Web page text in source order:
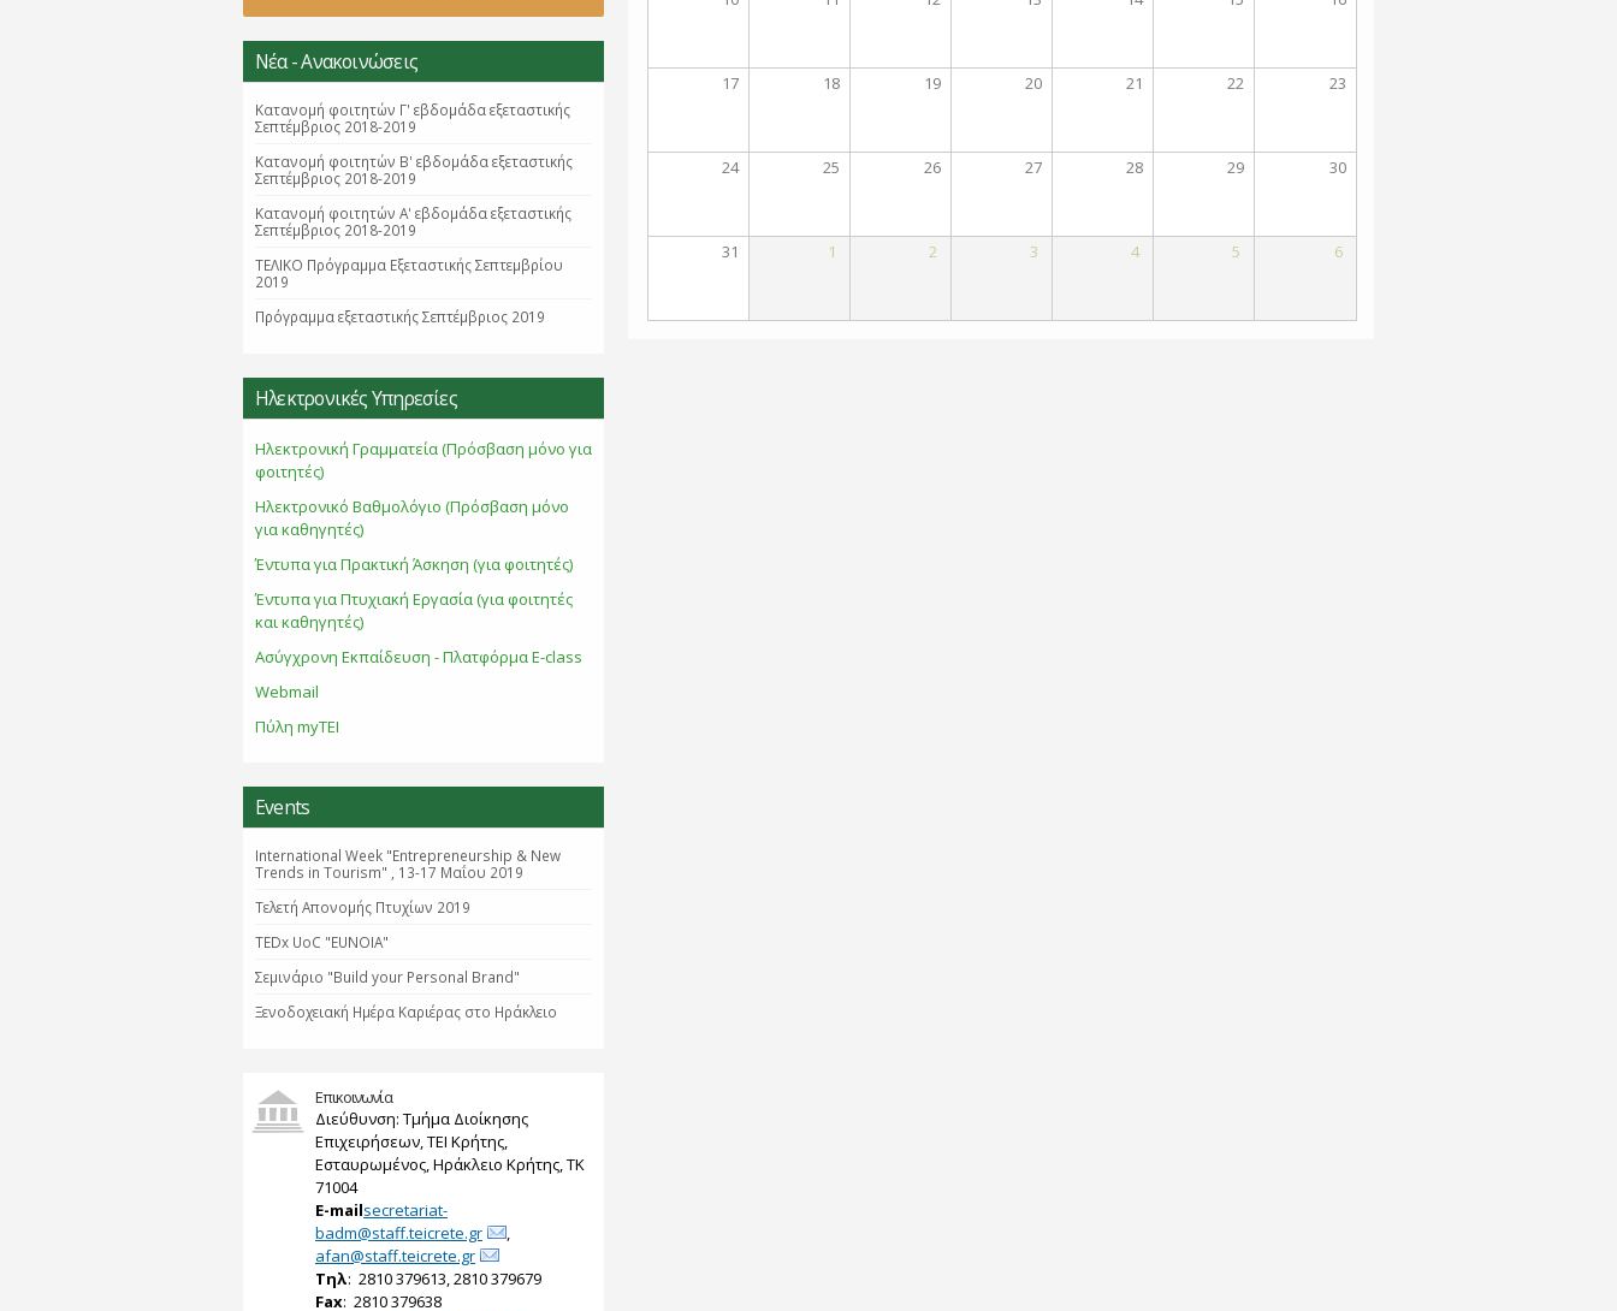
Νέα - Ανακοινώσεις
Κατανομή φοιτητών Γ' εβδομάδα εξεταστικής
Σεπτέμβριος 2018-2019
Κατανομή φοιτητών B' εβδομάδα εξεταστικής
Σεπτέμβριος 2018-2019
Κατανομή φοιτητών Α' εβδομάδα εξεταστικής
Σεπτέμβριος 2018-2019
ΤΕΛΙΚΟ Πρόγραμμα Εξεταστικής Σεπτεμβρίου
2019
Πρόγραμμα εξεταστικής Σεπτέμβριος 2019
Ηλεκτρονικές Υπηρεσίες
Ηλεκτρονική Γραμματεία (Πρόσβαση μόνο για
φοιτητές)
Ηλεκτρονικό Βαθμολόγιο (Πρόσβαση μόνο
για καθηγητές)
Έντυπα για Πρακτική Άσκηση (για φοιτητές)
Έντυπα για Πτυχιακή Εργασία (για φοιτητές
και καθηγητές)
Ασύγχρονη Εκπαίδευση - Πλατφόρμα E-class
Webmail
Πύλη myTEI
Events
International Week "Entrepreneurship & New
Trends in Tourism" , 13-17 Μαΐου 2019
Τελετή Απονομής Πτυχίων 2019
TEDx UoC "EUNOIA"
Σεμινάριο "Βuild your Personal Brand"
Ξενοδοχειακή Ημέρα Καριέρας στο Ηράκλειο
Επικοινωνία
Διεύθυνση: Τμήμα Διοίκησης
Επιχειρήσεων, ΤΕΙ Κρήτης,
Εσταυρωμένος, Ηράκλειο Κρήτης, ΤΚ
71004
E-mailsecretariat-
badm@staff.teicrete.gr
,
afan@staff.teicrete.gr
Tηλ: 2810 379613, 2810 379679
Fax: 2810 379638
17 18 19 20 21 22 23
24 25 26 27 28 29 30
31 1 2 3 4 5 6